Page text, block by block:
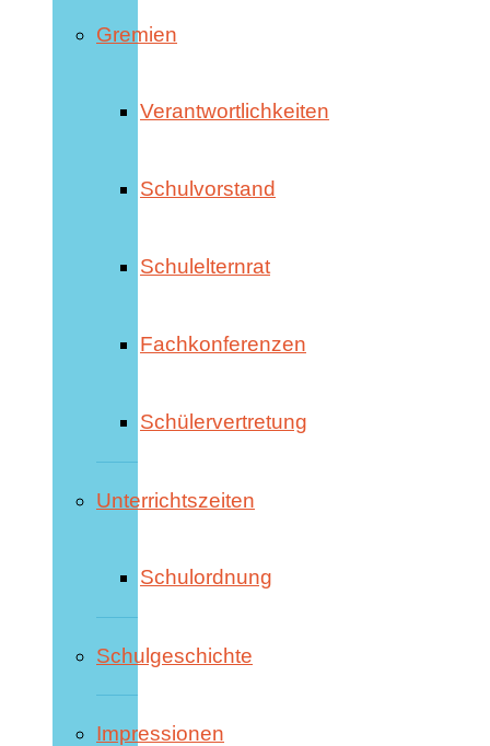
Gremien
Verantwortlichkeiten
Schulvorstand
Schulelternrat
Fachkonferenzen
Schülervertretung
Unterrichtszeiten
Schulordnung
Schulgeschichte
Impressionen